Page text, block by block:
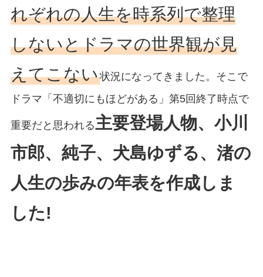
れぞれの人生を時系列で整理
しないとドラマの世界観が見
えてこない状況になってきました。そこで
ドラマ「不適切にもほどがある」第5回終了時点で
重要だと思われる主要登場人物、小川
市郎、純子、犬島ゆずる、渚の
人生の歩みの年表を作成しま
した!